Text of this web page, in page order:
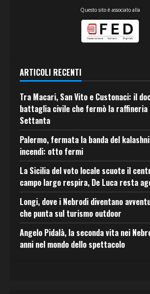
Questo sito è associato alla
ARTICOLI RECENTI
Tra Macari, San Vito e Custonaci: il
battaglia civile che fermò la raffineria
Settanta
Palermo, fermata la banda del
incendi: otto fermi
La Sicilia del voto locale scuote il
campo largo respira, De Luca resta
Longi, dove i Nebrodi diventano
che punta sul turismo outdoor
Angelo Pidalà, la seconda vita nei
anni nel mondo dello spettacolo